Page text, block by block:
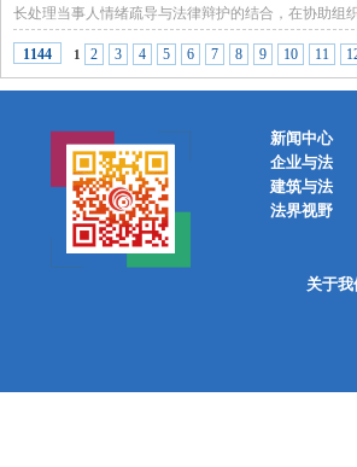
长处理当事人情绪疏导与法律辩护的结合，在协助组
1144 1 2 3 4 5 6 7 8 9 10 11
新闻中心
企业与法
建筑与法
法界视野
关于我